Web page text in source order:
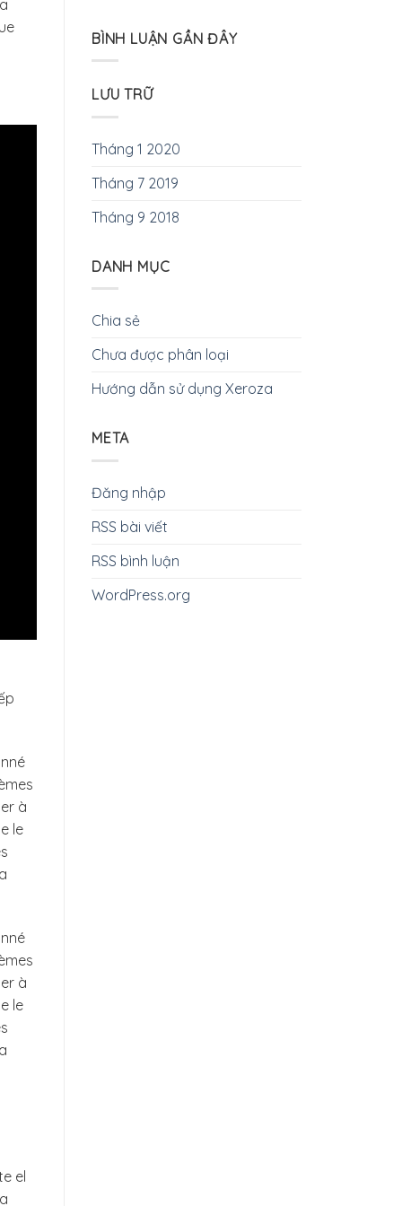
à
le
à
le
el
BÌNH LUẬN GẦN ĐÂY
LƯU TRỮ
Tháng 1 2020
Tháng 7 2019
Tháng 9 2018
DANH MỤC
Chia sẻ
Chưa được phân loại
Hướng dẫn sử dụng Xeroza
META
Đăng nhập
RSS bài viết
RSS bình luận
WordPress.org